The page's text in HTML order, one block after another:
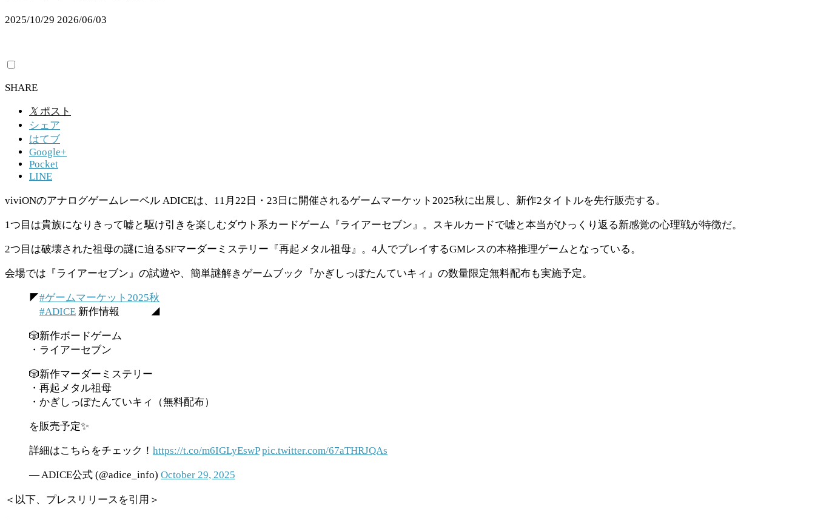
2025/10/29 2026/06/03
SHARE
𝕏 ポスト
シェア
はてブ
Google+
Pocket
LINE
viviONのアナログゲームレーベル ADICEは、11月22日・23日に開催されるゲームマーケット2025秋に出展し、新作2タイトルを先行販売する。
1つ目は貴族になりきって嘘と駆け引きを楽しむダウト系カードゲーム『ライアーセブン』。スキルカードで嘘と本当がひっくり返る新感覚の心理戦が特徴だ。
2つ目は破壊された祖母の謎に迫るSFマーダーミステリー『再起メタル祖母』。4人でプレイするGMレスの本格推理ゲームとなっている。
会場では『ライアーセブン』の試遊や、簡単謎解きゲームブック『かぎしっぽたんていキィ』の数量限定無料配布も実施予定。
◤#ゲームマーケット2025秋
#ADICE 新作情報 ◢
🎲新作ボードゲーム
・ライアーセブン
🎲新作マーダーミステリー
・再起メタル祖母
・かぎしっぽたんていキィ（無料配布）
を販売予定✨
詳細はこちらをチェック！ https://t.co/m6IGLyEswP pic.twitter.com/67aTHRJQAs
— ADICE公式 (@adice_info) October 29, 2025
＜以下、プレスリリースを引用＞